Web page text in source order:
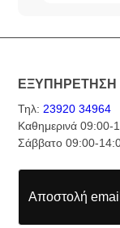
Τηλ: 23920 34964
Καθημερινά 09:00-
Σάββατο 09:00-
Αποστολή email